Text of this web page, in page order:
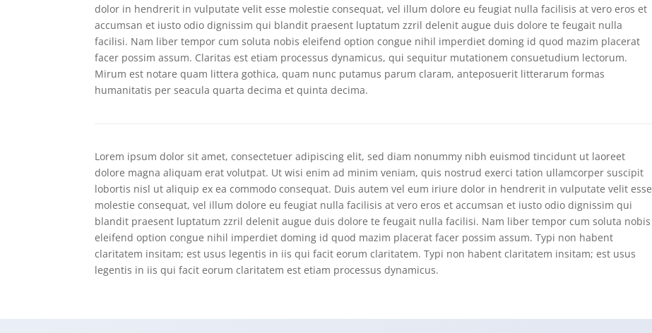
dolor in hendrerit in vulputate velit esse molestie consequat, vel illum dolore eu feugiat nulla facilisis at vero eros et
accumsan et iusto odio dignissim qui blandit praesent luptatum zzril delenit augue duis dolore te feugait nulla
facilisi. Nam liber tempor cum soluta nobis eleifend option congue nihil imperdiet doming id quod mazim placerat
facer possim assum. Claritas est etiam processus dynamicus, qui sequitur mutationem consuetudium lectorum.
Mirum est notare quam littera gothica, quam nunc putamus parum claram, anteposuerit litterarum formas
humanitatis per seacula quarta decima et quinta decima.
Lorem ipsum dolor sit amet, consectetuer adipiscing elit, sed diam nonummy nibh euismod tincidunt ut laoreet
dolore magna aliquam erat volutpat. Ut wisi enim ad minim veniam, quis nostrud exerci tation ullamcorper suscipit
lobortis nisl ut aliquip ex ea commodo consequat. Duis autem vel eum iriure dolor in hendrerit in vulputate velit esse
molestie consequat, vel illum dolore eu feugiat nulla facilisis at vero eros et accumsan et iusto odio dignissim qui
blandit praesent luptatum zzril delenit augue duis dolore te feugait nulla facilisi. Nam liber tempor cum soluta nobis
eleifend option congue nihil imperdiet doming id quod mazim placerat facer possim assum. Typi non habent
claritatem insitam; est usus legentis in iis qui facit eorum claritatem. Typi non habent claritatem insitam; est usus
legentis in iis qui facit eorum claritatem est etiam processus dynamicus.